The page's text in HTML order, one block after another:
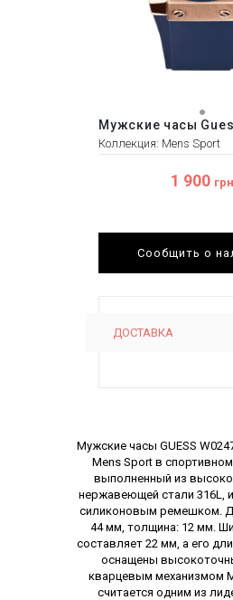
Мужские часы
Коллекция: Mens Sport
1 900 грн
Сообщить о
ДОСТАВКА
Описание
Мужские часы GUESS
Mens Sport в
выполненный из
нержавеющей стали 316L,
силиконовым ремешком.
44 мм, толщина: 12 мм.
составляет 22 мм, а его
оснащены
кварцевым механизмом
считается одним из